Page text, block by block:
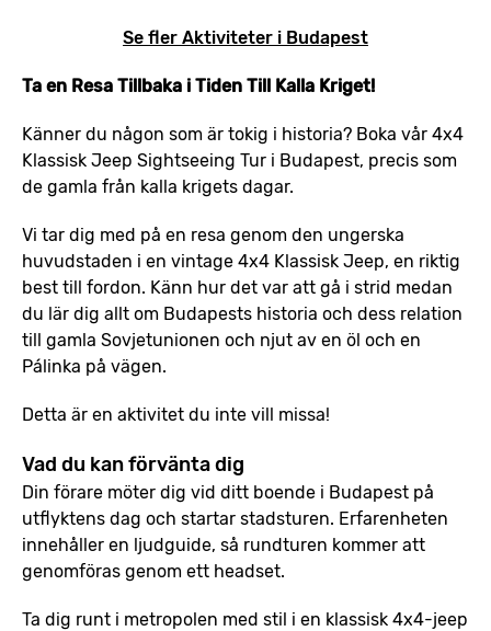
Se fler Aktiviteter i Budapest
Ta en Resa Tillbaka i Tiden Till Kalla Kriget!
Känner du någon som är tokig i historia? Boka vår 4x4
Klassisk Jeep Sightseeing Tur i Budapest, precis som
de gamla från kalla krigets dagar.
Vi tar dig med på en resa genom den ungerska
huvudstaden i en vintage 4x4 Klassisk Jeep, en riktig
best till fordon. Känn hur det var att gå i strid medan
du lär dig allt om Budapests historia och dess relation
till gamla Sovjetunionen och njut av en öl och en
Pálinka på vägen.
Detta är en aktivitet du inte vill missa!
Vad du kan förvänta dig
Din förare möter dig vid ditt boende i Budapest på
utflyktens dag och startar stadsturen. Erfarenheten
innehåller en ljudguide, så rundturen kommer att
genomföras genom ett headset.
Ta dig runt i metropolen med stil i en klassisk 4x4-jeep